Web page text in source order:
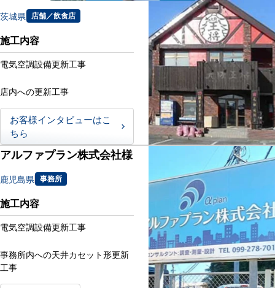
茨城県 店舗／飲食店
施工内容
電気空調設備更新工事
店内への更新工事
お客様インタビューはこ
ちら
アルファプラン株式会社様
鹿児島県 事務所
施工内容
電気空調設備更新工事
事務所内への天井カセット形更新
工事